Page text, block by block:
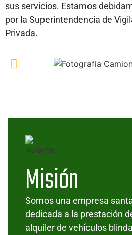
sus servicios. Estamos
por la Superintendencia de
Privada.
Misión
Somos una empresa
dedicada a la prestación
alquiler de vehículos